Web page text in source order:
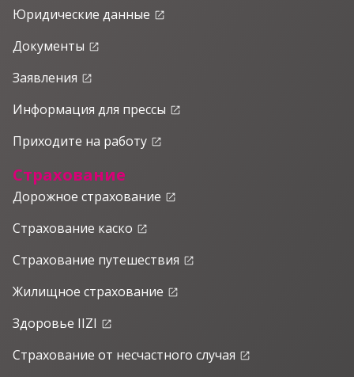
Юридические данные launch
Документы launch
Заявления launch
Информация для прессы launch
Приходите на работу launch
Страхование
Дорожное страхование launch
Страхование каско launch
Страхование путешествия launch
Жилищное страхование launch
Здоровье IIZI launch
Страхование от несчастного случая launch